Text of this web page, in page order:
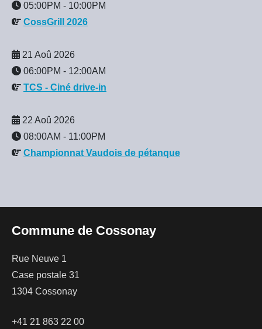
05:00PM - 10:00PM
CossGrill 2026
21 Aoû 2026
06:00PM - 12:00AM
TCS - Ciné drive-in
22 Aoû 2026
08:00AM - 11:00PM
Championnat Vaudois de pétanque
Commune de Cossonay
Rue Neuve 1
Case postale 31
1304 Cossonay
+41 21 863 22 00